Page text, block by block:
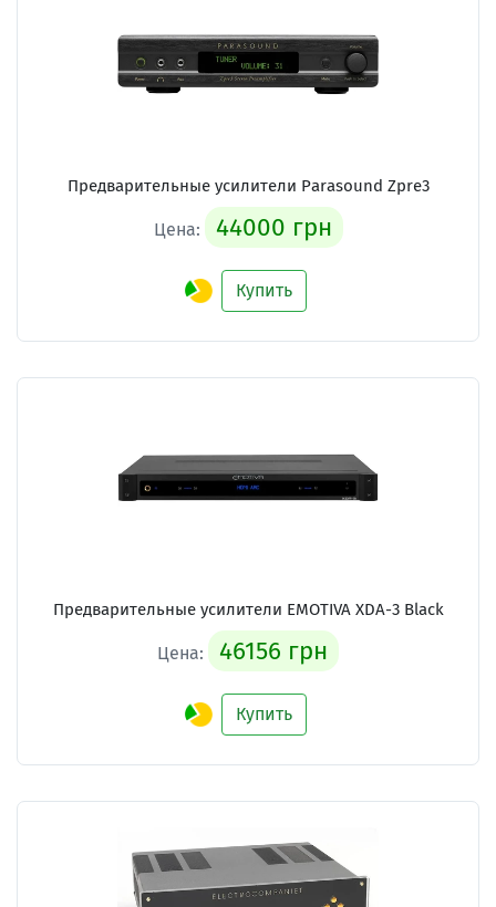
Предварительные усилители Parasound Zpre3
Цена: 44000 грн
Купить
Предварительные усилители EMOTIVA XDA-3 Black
Цена: 46156 грн
Купить